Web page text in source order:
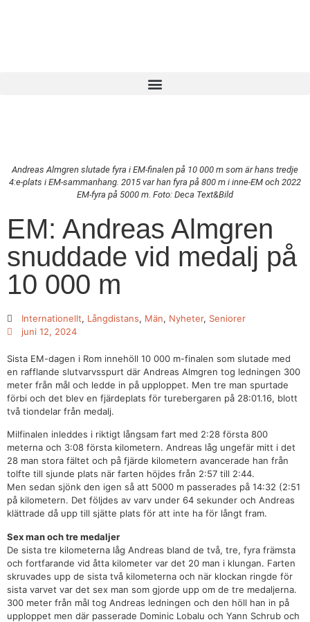
Andreas Almgren slutade fyra i EM-finalen på 10 000 m som är hans tredje
4:e-plats i EM-sammanhang. 2015 var han fyra på 800 m i inne-EM och 2022
EM-fyra på 5000 m. Foto: Deca Text&Bild
EM: Andreas Almgren
snuddade vid medalj på
10 000 m
Internationellt, Långdistans, Män, Nyheter, Seniorer
juni 12, 2024
Sista EM-dagen i Rom innehöll 10 000 m-finalen som slutade med
en rafflande slutvarvsspurt där Andreas Almgren tog ledningen 300
meter från mål och ledde in på upploppet. Men tre man spurtade
förbi och det blev en fjärdeplats för turebergaren på 28:01.16, blott
två tiondelar från medalj.
Milfinalen inleddes i riktigt långsam fart med 2:28 första 800
meterna och 3:08 första kilometern. Andreas låg ungefär mitt i det
28 man stora fältet och på fjärde kilometern avancerade han från
tolfte till sjunde plats när farten höjdes från 2:57 till 2:44.
Men sedan sjönk den igen så att 5000 m passerades på 14:32 (2:51
på kilometern. Det följdes av varv under 64 sekunder och Andreas
klättrade då upp till sjätte plats för att inte ha för långt fram.
Sex man och tre medaljer
De sista tre kilometerna låg Andreas bland de två, tre, fyra främsta
och fortfarande vid åtta kilometer var det 20 man i klungan. Farten
skruvades upp de sista två kilometerna och när klockan ringde för
sista varvet var det sex man som gjorde upp om de tre medaljerna.
300 meter från mål tog Andreas ledningen och den höll han in på
upploppet men där passerade Dominic Lobalu och Yann Schrub och